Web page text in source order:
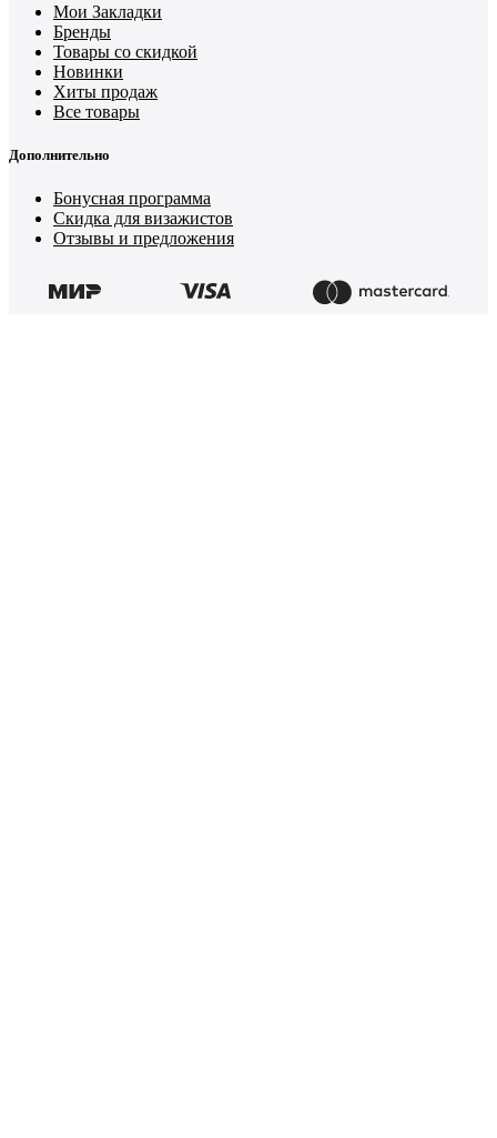
Мои Закладки
Бренды
Товары со скидкой
Новинки
Хиты продаж
Все товары
Дополнительно
Бонусная программа
Скидка для визажистов
Отзывы и предложения